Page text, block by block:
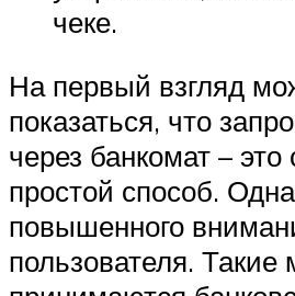
чеке.
На первый взгляд
показаться, что
через банкомат –
простой способ.
повышенного
пользователя. Такие